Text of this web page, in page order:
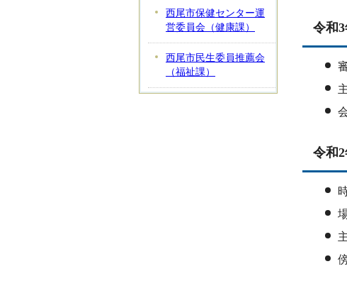
令和
令和2
西尾市保健センター運
営委員会（健康課）
西尾市民生委員推薦会
（福祉課）